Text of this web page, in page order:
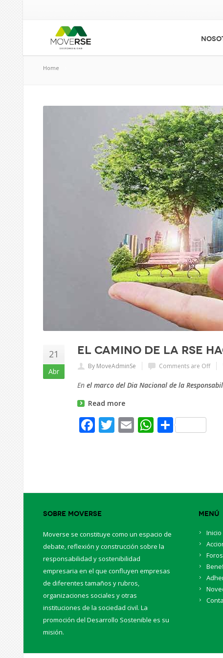
Home
21
Abr
El camino de la RSE
By MoveAdminSe Comments are Off
Enel marco del Dia Nacional de la
Read more
Facebook
Twitter
EmailWhatsApp
Share
Sobre Moverse
Moverse se constituye como un espacio de
debate, reflexión y construcción sobre la
responsabilidad y sostenibilidad
empresaria en el que confluyen empresas
de diferentes tamaños y rubros,
organizaciones sociales y otras
instituciones de la sociedad civil. La
promoción del Desarrollo Sostenible es su
misión.
Menú
Inicio
Foros